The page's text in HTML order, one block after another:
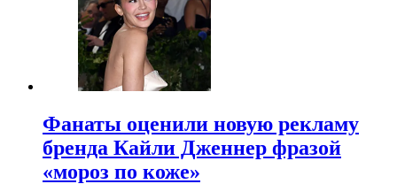
Фанаты оценили новую рекламу
бренда Кайли Дженнер фразой
«мороз по коже»